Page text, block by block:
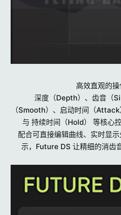
高效直观的
深度（Depth）、齿音（
（Smooth）、启动时间（
与 持续时间（Hold） 等核心
配合可直接编辑曲线、实时显
示，Future DS 让精细的消齿